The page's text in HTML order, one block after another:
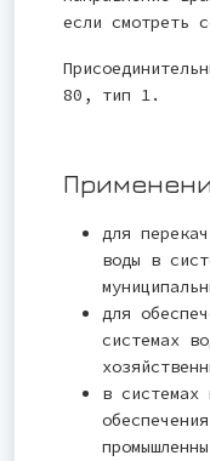
если смотреть
80, тип 1.
для
воды в
для
системах
в системах